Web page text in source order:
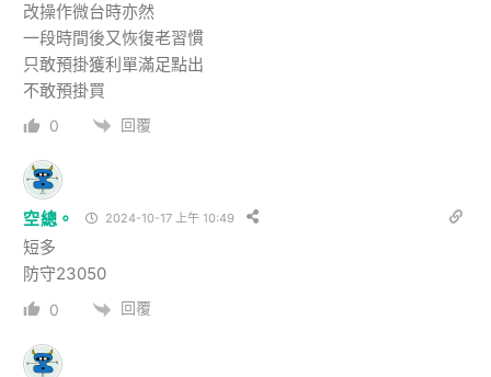
改操作微台時亦然
一段時間後又恢復老習慣
只敢預掛獲利單滿足點出
不敢預掛買
0 回覆
空總。 2024-10-17 上午 10:49
短多
防守23050
0 回覆